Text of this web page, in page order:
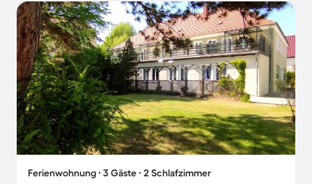
Ferienwohnung ∙ 3 Gäste ∙ 2 Schlafzimmer